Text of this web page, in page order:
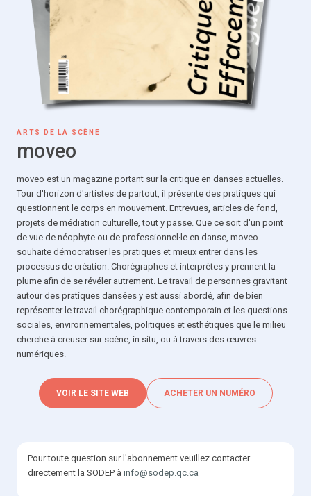
ARTS DE LA SCÈNE
moveo
moveo est un magazine portant sur la critique en danses actuelles.
Tour d'horizon d'artistes de partout, il présente des pratiques qui
questionnent le corps en mouvement. Entrevues, articles de fond,
projets de médiation culturelle, tout y passe. Que ce soit d'un point
de vue de néophyte ou de professionnel·le en danse, moveo
souhaite démocratiser les pratiques et mieux entrer dans les
processus de création. Chorégraphes et interprètes y prennent la
plume afin de se révéler autrement. Le travail de personnes gravitant
autour des pratiques dansées y est aussi abordé, afin de bien
représenter le travail chorégraphique contemporain et les questions
sociales, environnementales, politiques et esthétiques que le milieu
cherche à creuser sur scène, in situ, ou à travers des œuvres
numériques.
VOIR LE SITE WEB ACHETER UN NUMÉRO
Pour toute question sur l'abonnement veuillez contacter
directement la SODEP à info@sodep.qc.ca